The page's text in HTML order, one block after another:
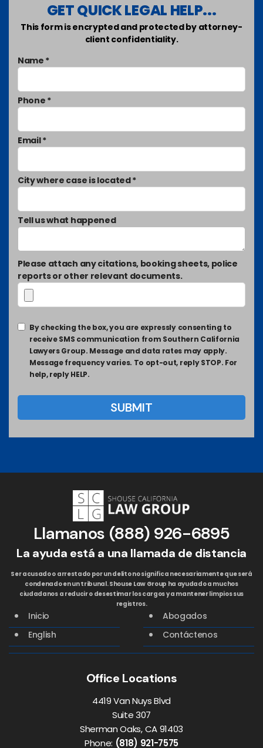
GET QUICK LEGAL HELP...
This form is encrypted and protected by attorney-
client confidentiality.
Name *
Phone *
Email *
City where case is located *
Tell us what happened
Please attach any citations, booking sheets, police
reports or other relevant documents.
By checking the box, you are expressly consenting to
receive SMS communication from Southern California
Lawyers Group. Message and data rates may apply.
Message frequency varies. To opt-out, reply STOP. For
help, reply HELP.
Llamanos (888) 926-6895
La ayuda está a una llamada de distancia
Ser acusado o arrestado por un delito no significa necesariamente que será
condenado en un tribunal. Shouse Law Group ha ayudado a muchos
ciudadanos a reducir o desestimar los cargos y a mantener limpios sus
registros.
Inicio
Abogados
English
Contáctenos
Office Locations
4419 Van Nuys Blvd
Suite 307
Sherman Oaks, CA 91403
Phone: (818) 921-7575